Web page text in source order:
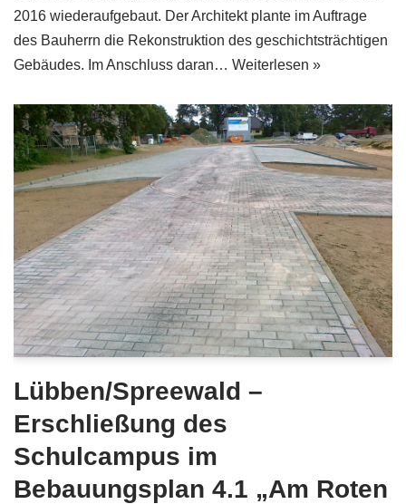
2016 wiederaufgebaut. Der Architekt plante im Auftrage
des Bauherrn die Rekonstruktion des geschichtsträchtigen
Gebäudes. Im Anschluss daran… Weiterlesen »
Lübben/Spreewald –
Erschließung des
Schulcampus im
Bebauungsplan 4.1 „Am Roten